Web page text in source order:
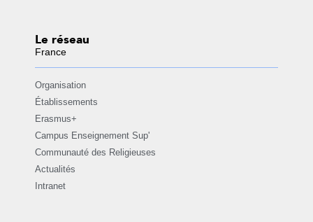
Le réseau
France
Organisation
Établissements
Erasmus+
Campus Enseignement Sup'
Communauté des Religieuses
Actualités
Intranet